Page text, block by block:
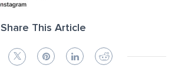
Share This Article